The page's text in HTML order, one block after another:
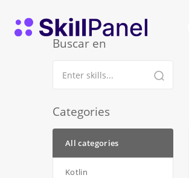
Página de inicio de SkillPanel
Buscar en
Categories
All categories
Kotlin